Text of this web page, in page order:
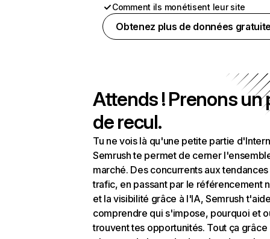
Comment ils monétisent leur site
Obtenez plus de données
Attends ! Prenons un
de recul.
Tu ne vois là qu'une petite partie
Semrush te permet de cerner
marché. Des concurrents aux
trafic, en passant par le référencement
et la visibilité grâce à l'IA, Semrush
comprendre qui s'impose, pourquoi et
trouvent tes opportunités. Tout ça grâce